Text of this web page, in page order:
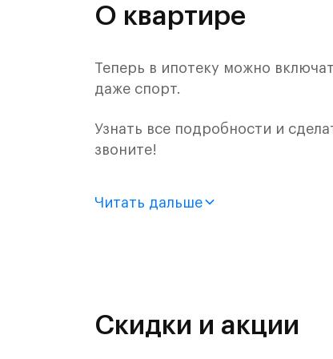
О квартире
Теперь в ипотеку можно
даже спорт.
Узнать все подробности и
звоните!
монолитного дома (Корпус 57,
и Подушкинским лесами.
Читать дальше
Скидки и акции